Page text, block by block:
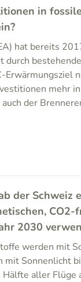
in
hat bereits
Erwärmungsziel
mehr
der
der Schweiz
2030
werden mit
mit Sonnenlicht
aller Flüge